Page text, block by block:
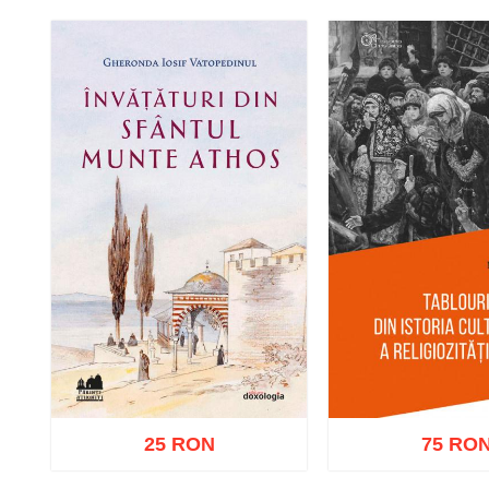
Adaugă în coș Wishlist Adaugă în coș
25 RON 75